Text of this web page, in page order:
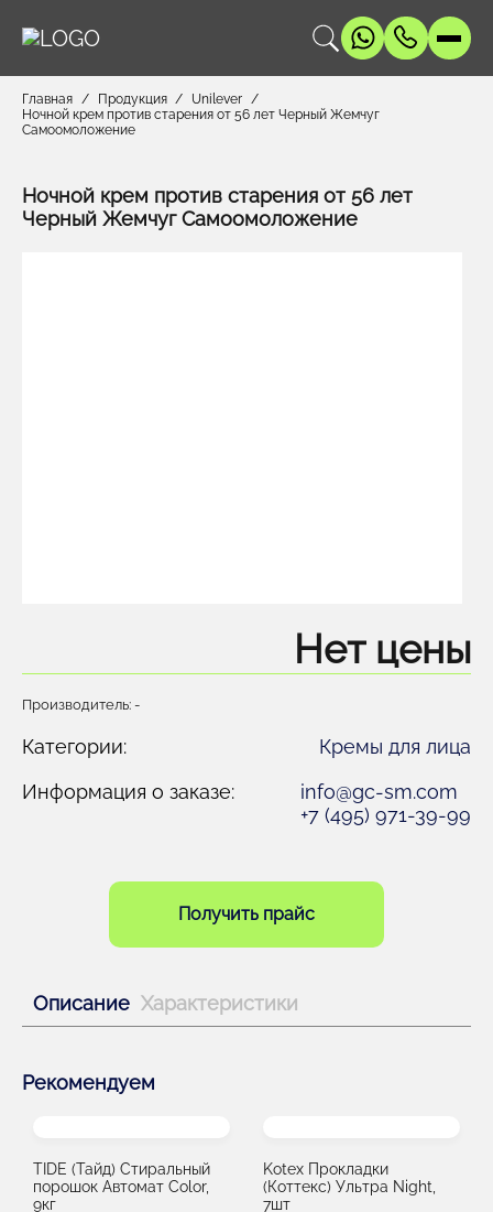
Главная Продукция
Unilever
Ночной крем против старения от 56 лет Черный Жемчуг
Самоомоложение
Ночной крем против старения от 56 лет
Черный Жемчуг Самоомоложение
Нет цены
Производитель: -
Категории:
Кремы для лица
Информация о заказе:
info@gc-sm.com
+7 (495) 971-39-99
Получить прайс
Описание Характеристики
Рекомендуем
TIDE (Тайд) Стиральный
порошок Автомат Color,
9кг
Kotex Прокладки
(Коттекс) Ультра Night,
7шт